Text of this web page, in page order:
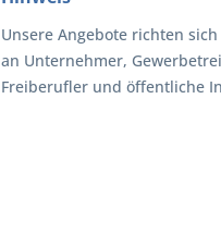
Unsere Angebote richten
an Unternehmer,
Freiberufler und öffentliche